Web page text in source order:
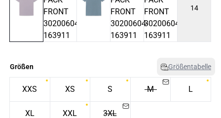
14
Größen Größentabelle
XXS XS S M L
XL XXL 3XL